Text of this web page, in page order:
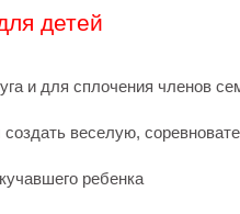
детей
и для сплочения членов
создать веселую,
ребенка